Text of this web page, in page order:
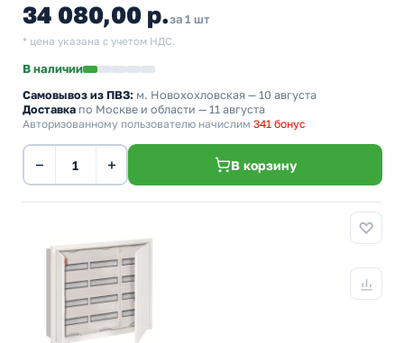
34 080,00 р.за 1 шт
* цена указана с учетом НДС.
В наличии
Самовывоз из ПВЗ: м. Новохохловская — 10 августа
Доставка по Москве и области — 11 августа
Авторизованному пользователю начислим 341 бонус
− + В корзину